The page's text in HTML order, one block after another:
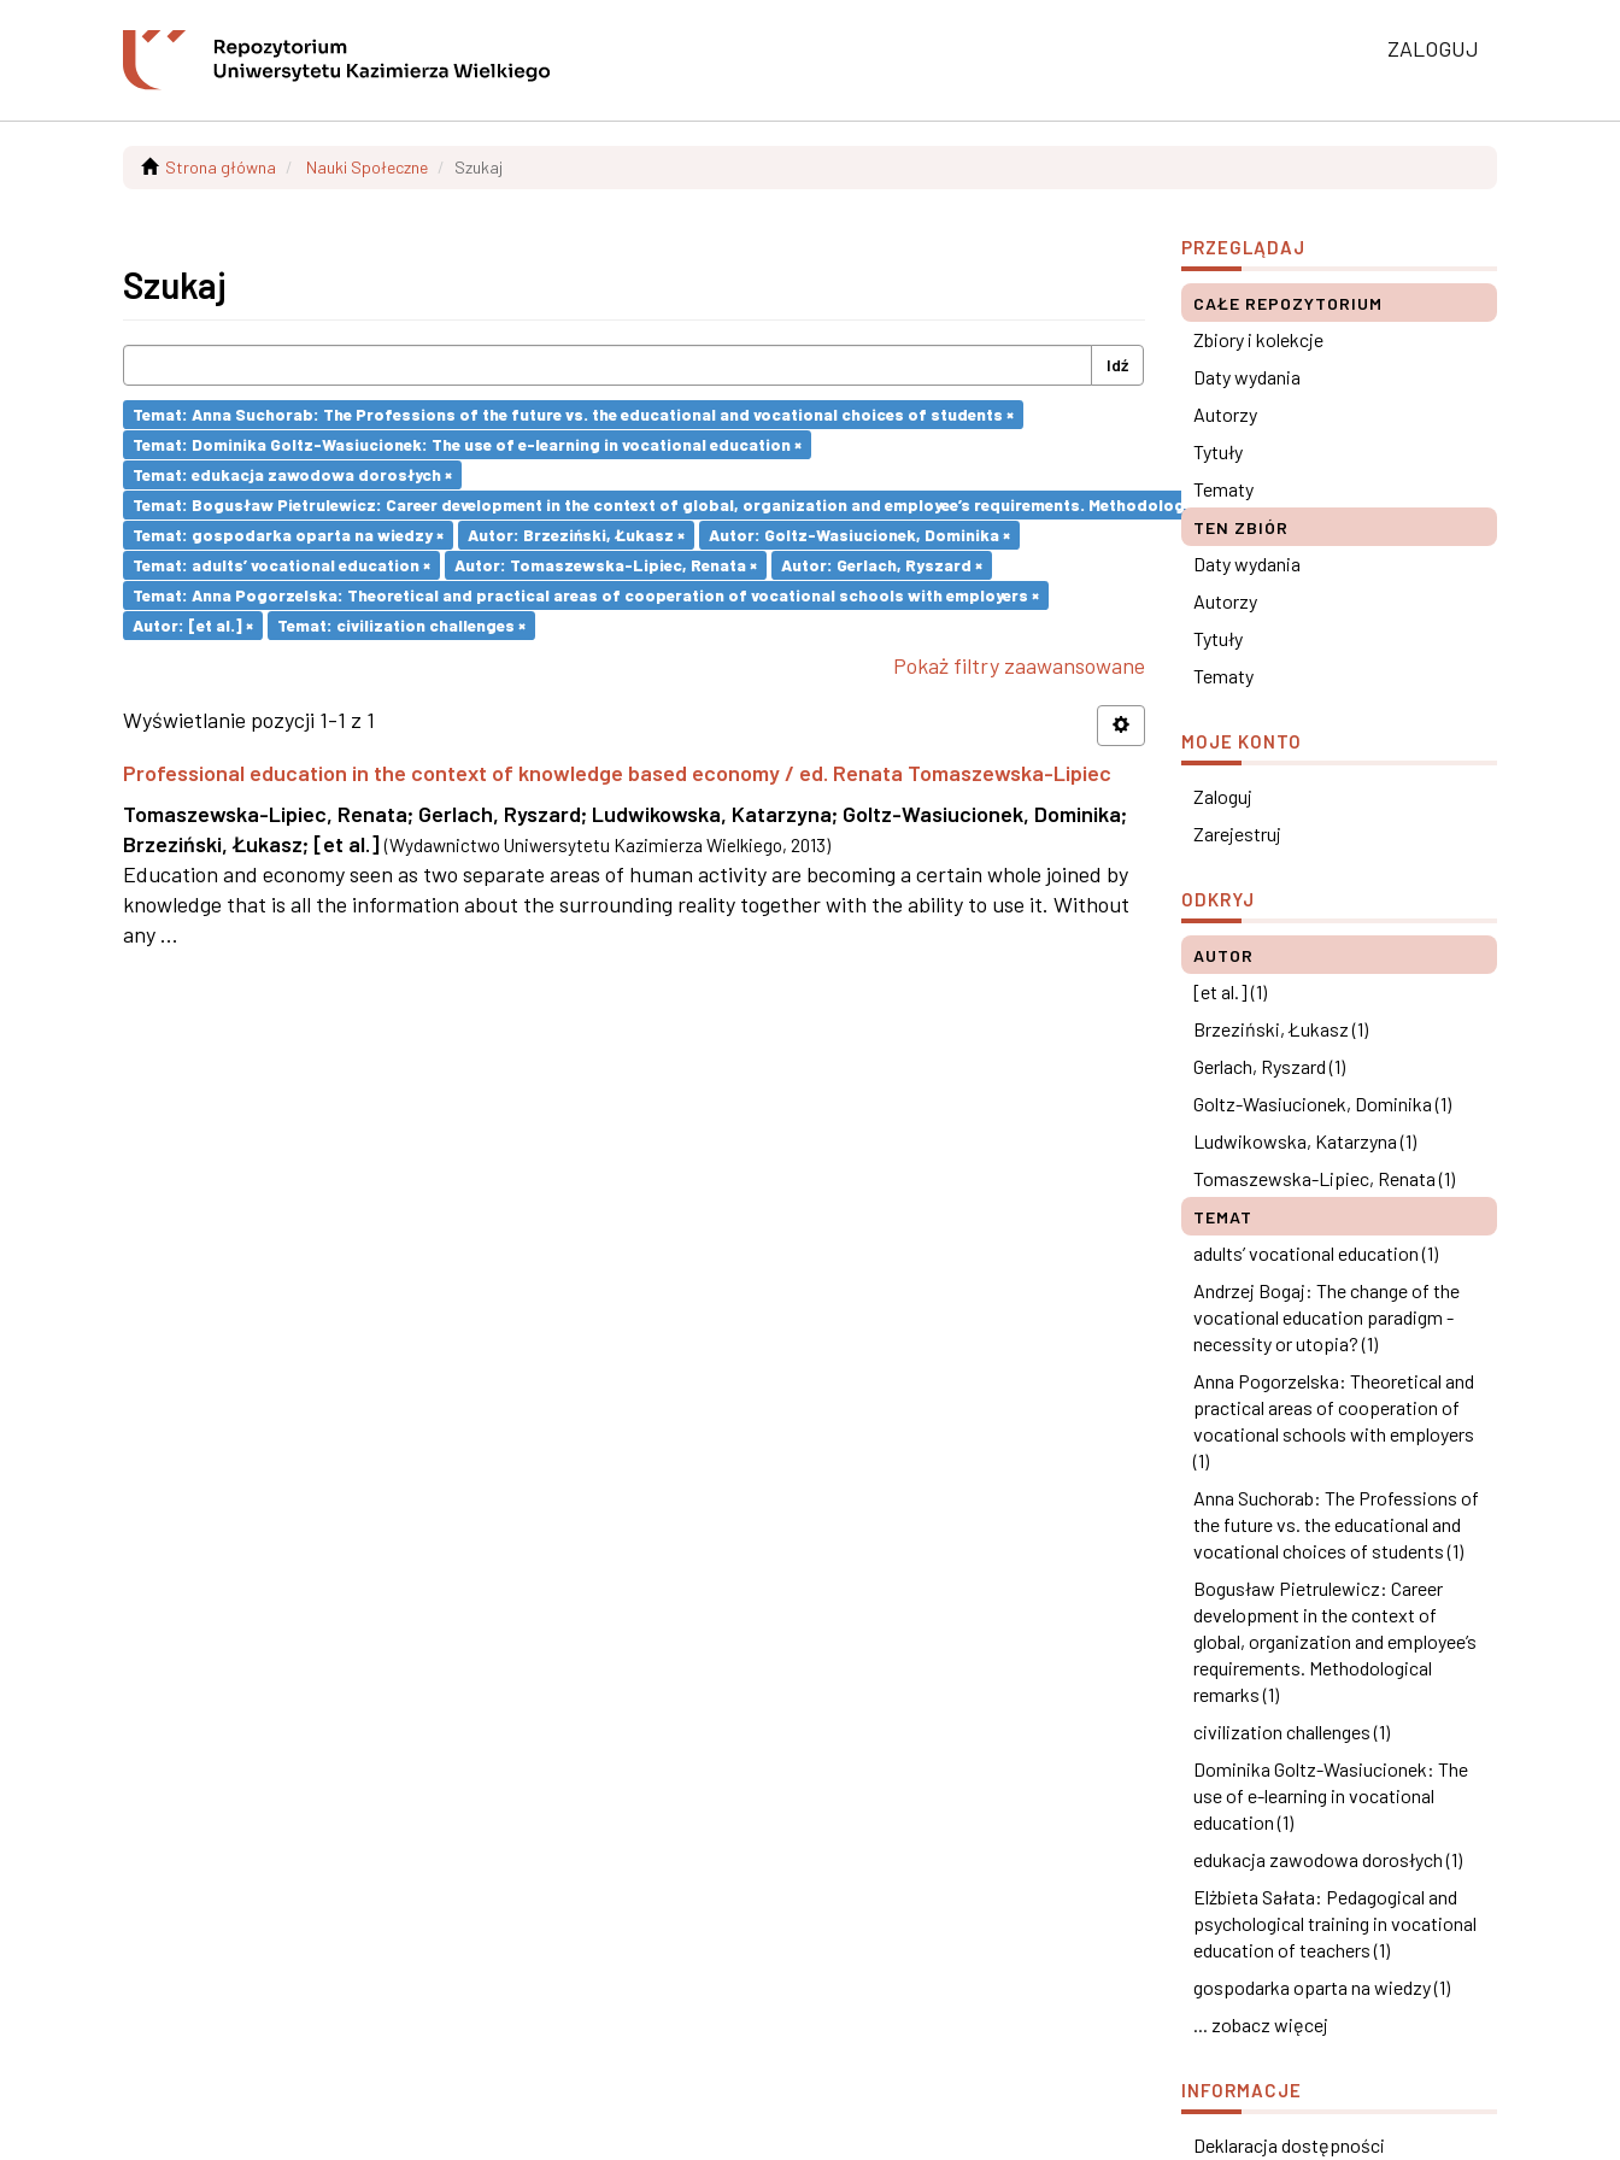
ZALOGUJ
Strona główna Nauki Społeczne Szukaj
Szukaj
Idź
Temat: Anna Suchorab: The Professions of the future vs. the educational and vocational choices of students ×
Temat: Dominika Goltz-Wasiucionek: The use of e-learning in vocational education ×
Temat: edukacja zawodowa dorosłych ×
Temat: Bogusław Pietrulewicz: Career development in the context of global, organization and employee’s requirements. Methodological remarks ×
Temat: gospodarka oparta na wiedzy ×
Autor: Brzeziński, Łukasz ×
Autor: Goltz-Wasiucionek, Dominika ×
Temat: adults’ vocational education ×
Autor: Tomaszewska-Lipiec, Renata ×
Autor: Gerlach, Ryszard ×
Temat: Anna Pogorzelska: Theoretical and practical areas of cooperation of vocational schools with employers ×
Autor: [et al.] ×
Temat: civilization challenges ×
Pokaż filtry zaawansowane
Wyświetlanie pozycji 1-1 z 1
Professional education in the context of knowledge based economy / ed. Renata Tomaszewska-Lipiec
Tomaszewska-Lipiec, Renata; Gerlach, Ryszard; Ludwikowska, Katarzyna; Goltz-Wasiucionek, Dominika;
Brzeziński, Łukasz; [et al.] (Wydawnictwo Uniwersytetu Kazimierza Wielkiego, 2013)
Education and economy seen as two separate areas of human activity are becoming a certain whole joined by
knowledge that is all the information about the surrounding reality together with the ability to use it. Without
any ...
PRZEGLĄDAJ
CAŁE REPOZYTORIUM
Zbiory i kolekcje
Daty wydania
Autorzy
Tytuły
Tematy
TEN ZBIÓR
Daty wydania
Autorzy
Tytuły
Tematy
MOJE KONTO
Zaloguj
Zarejestruj
ODKRYJ
AUTOR
[et al.] (1)
Brzeziński, Łukasz (1)
Gerlach, Ryszard (1)
Goltz-Wasiucionek, Dominika (1)
Ludwikowska, Katarzyna (1)
Tomaszewska-Lipiec, Renata (1)
TEMAT
adults’ vocational education (1)
Andrzej Bogaj: The change of the
vocational education paradigm -
necessity or utopia? (1)
Anna Pogorzelska: Theoretical and
practical areas of cooperation of
vocational schools with employers
(1)
Anna Suchorab: The Professions of
the future vs. the educational and
vocational choices of students (1)
Bogusław Pietrulewicz: Career
development in the context of
global, organization and employee’s
requirements. Methodological
remarks (1)
civilization challenges (1)
Dominika Goltz-Wasiucionek: The
use of e-learning in vocational
education (1)
edukacja zawodowa dorosłych (1)
Elżbieta Sałata: Pedagogical and
psychological training in vocational
education of teachers (1)
gospodarka oparta na wiedzy (1)
... zobacz więcej
INFORMACJE
Deklaracja dostępności